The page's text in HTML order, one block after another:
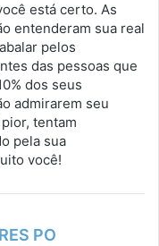
está certo. As
entenderam sua real
pelos
das pessoas que
dos seus
admirarem seu
tentam
pela sua
você!
PO